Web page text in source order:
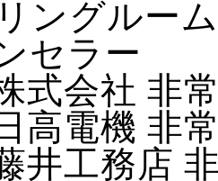
ングルー
セラー
式会社 非
高電機 非
井工務店